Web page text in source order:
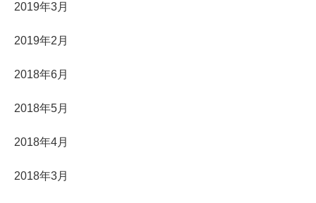
2019年3月
2019年2月
2018年6月
2018年5月
2018年4月
2018年3月